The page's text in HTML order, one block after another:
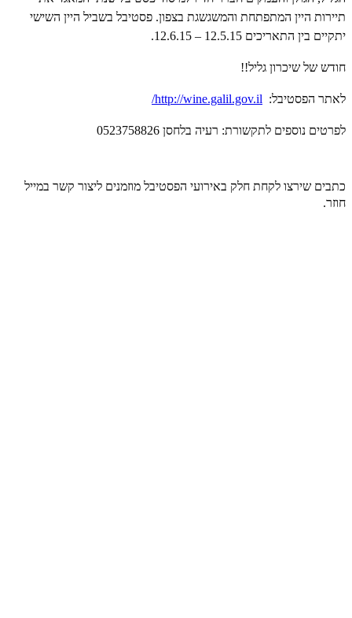
תיירות היין המתפתחת והמשגשגת בצפון. פסטיבל בשביל היין השישי
יתקיים בין התאריכים 12.5.15 – 12.6.15.
חודש של שיכרון גליל!!
לאתר הפסטיבל: http://wine.galil.gov.il
/
לפרטים נוספים לתקשורת: רעיה בלחסן 0523758826
כתבים שירצו לקחת חלק באירועי הפסטיבל מוזמנים ליצור קשר במייל
חוזר.